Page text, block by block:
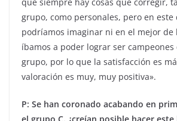
grupo, como personales, pero en este
podríamos imaginar ni en el mejor de
íbamos a poder lograr ser
grupo, por lo que la satisfacción es
valoración es muy, muy positiva».
P: Se han coronado acabando en